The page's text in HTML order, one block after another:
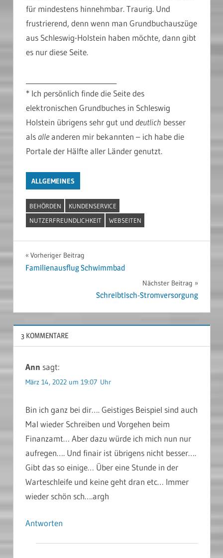
für mindestens hinnehmbar. Traurig. Und
frustrierend, denn wenn man Grundbuchauszüge
aus Schleswig-Holstein haben möchte, dann gibt
es nur diese Seite.
* Ich persönlich finde die Seite des
elektronischen Grundbuches in Schleswig
Holstein übrigens sehr gut und deutlich besser
als alleanderen mir bekannten – ich habe die
Portale der Hälfte aller Länder genutzt.
ALLGEMEINES
BEHÖRDEN
KUNDENSERVICE
NUTZERFREUNDLICHKEIT
WEBSEITEN
Beitragsnavigation
Vorheriger Beitrag
Familienausflug Schwimmbad
Nächster Beitrag
Schreibtisch-Stromversorgung
3 KOMMENTARE
Ann sagt:
März 14, 2022 um 19:07 Uhr
Bin ich ganz bei dir…. Geistiges Beispiel sind auch
Mal wieder Schreiben und Vorgehen beim
Finanzamt… Aber dazu würde ich mich nun nur
aufregen…. Und finair ist übrigens nicht besser….
Gibt das so einige… Über eine Stunde in der
Warteschleife und keine geht dran etc… Immer
wieder schön sch….argh
Antworten